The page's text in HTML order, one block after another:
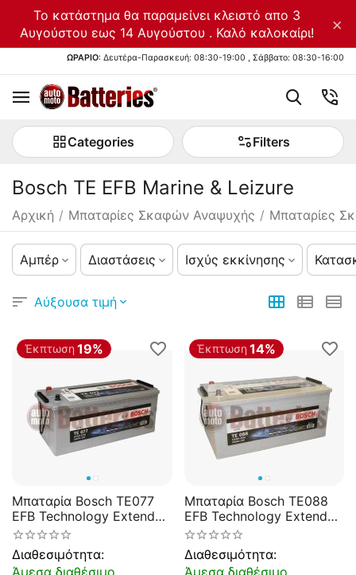
Το κατάστημα θα παραμείνει κλειστό απο 3
Αυγούστου εως 14 Αυγούστου . Καλό καλοκαίρι!
×
ΩΡΑΡΙΟ: Δευτέρα-Παρασκευή: 08:30-19:00 , Σάββατο: 08:30-16:00
Categories Filters
Bosch TE EFB Marine & Leizure
Αρχική / Μπαταρίες Σκαφών Αναψυχής / Μπαταρίες
Αμπέρ Διαστάσεις Ισχύς εκκίνησης
Αύξουσα τιμή
Έκπτωση 19%
Μπαταρία Bosch TE077
EFB Technology Extended
Cycle Life 12V 190Ah
1050EN A Εκκίνησης
Διαθεσιμότητα:
Άμεσα διαθέσιμο
Έκπτωση 14%
Μπαταρία Bosch TE088
EFB Technology Extended
Cycle Life 12V 240Ah
1200EN A Εκκίνησης
Διαθεσιμότητα:
Άμεσα διαθέσιμο